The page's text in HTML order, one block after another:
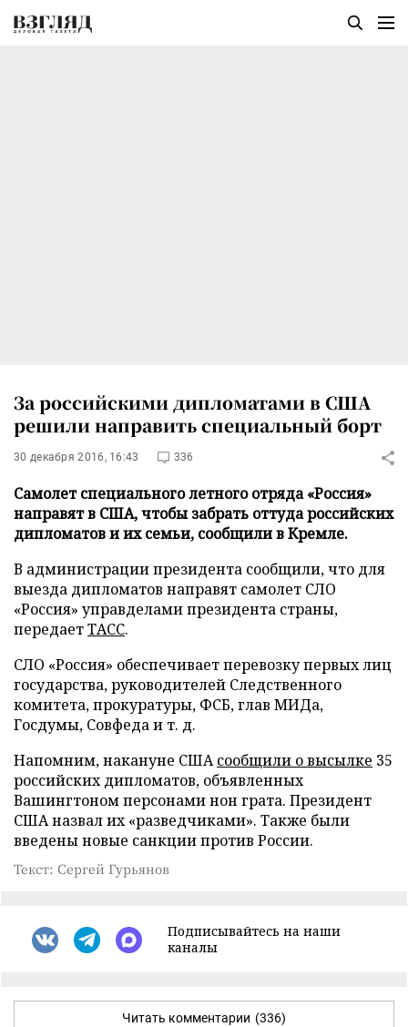
За российскими дипломатами в США
решили направить специальный борт
30 декабря 2016, 16:43 336
Самолет специального летного отряда «Россия»
направят в США, чтобы забрать оттуда российских
дипломатов и их семьи, сообщили в Кремле.
В администрации президента сообщили, что для
выезда дипломатов направят самолет СЛО
«Россия» управделами президента страны,
передаетТАСС.
СЛО «Россия» обеспечивает перевозку первых лиц
государства, руководителей Следственного
комитета, прокуратуры, ФСБ, глав МИДа,
Госдумы, Совфеда и т. д.
Напомним, накануне СШАсообщили о высылке 35
российских дипломатов, объявленных
Вашингтоном персонами нон грата. Президент
США назвал их «разведчиками». Также были
введены новые санкции против России.
Текст: Сергей Гурьянов
Подписывайтесь на наши
каналы
Читать комментарии (336)